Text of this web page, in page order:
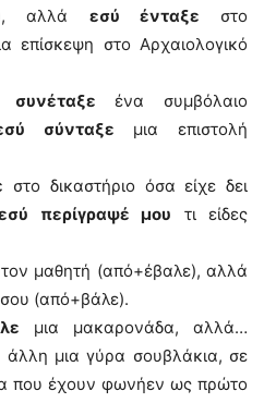
αλλά εσύ ένταξε στο
επίσκεψη στο Αρχαιολογικό
ένα συμβόλαιο
σύνταξε μια επιστολή
στο δικαστήριο όσα είχε δει
περίγραψέ μου τι είδες
τον μαθητή (από+έβαλε), αλλά
(από+βάλε).
μια μακαρονάδα, αλλά…
άλλη μια γύρα σουβλάκια, σε
που έχουν φωνήεν ως πρώτο